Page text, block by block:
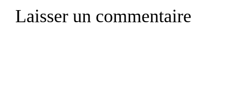
Laisser un commentaire